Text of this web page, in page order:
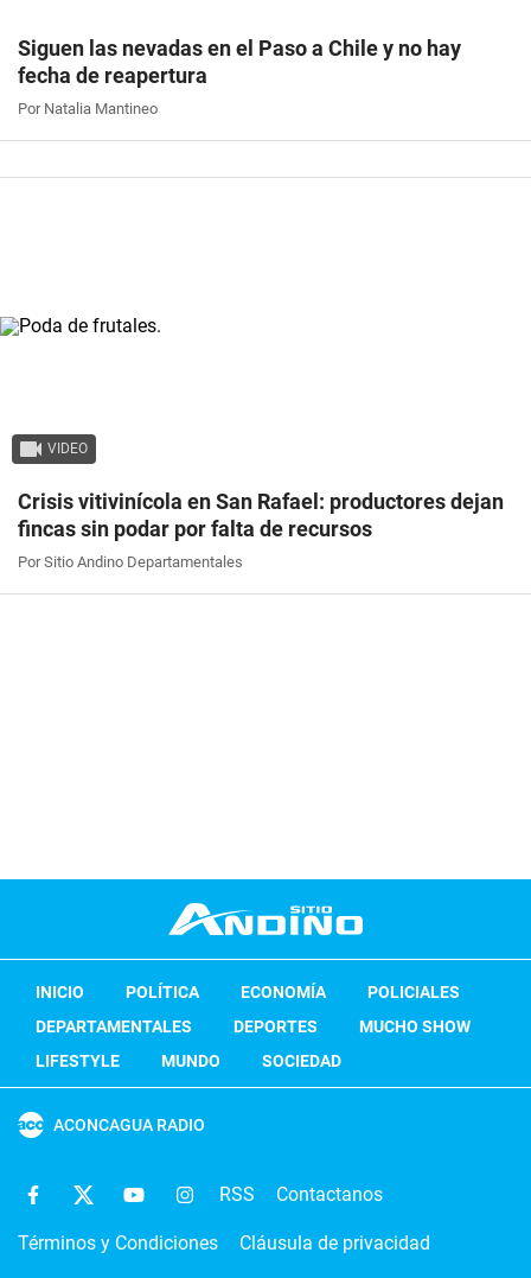
Siguen las nevadas en el Paso a Chile y no hay
fecha de reapertura
Por Natalia Mantineo
VIDEO
Crisis vitivinícola en San Rafael: productores dejan
fincas sin podar por falta de recursos
Por Sitio Andino Departamentales
INICIO POLÍTICA ECONOMÍA
POLICIALES
DEPARTAMENTALES
DEPORTES
MUCHO SHOW
LIFESTYLE
MUNDO SOCIEDAD
ACONCAGUA RADIO
RSS Contactanos
Términos y Condiciones Cláusula de privacidad